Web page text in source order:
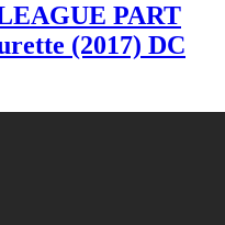
PART
(2017) DC